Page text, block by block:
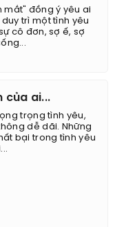
mắt" đồng ý yêu ai
trì một tình yêu
cô đơn, sợ ế, sợ
của ai...
trọng tình yêu,
dễ dãi. Những
bại trong tình yêu